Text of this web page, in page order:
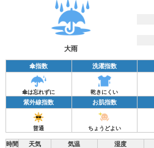
大雨
傘指数 洗濯指数
傘は忘れずに 乾きにくい
紫外線指数 お肌指数
普通 ちょうどよい
時間 天気 気温 湿度